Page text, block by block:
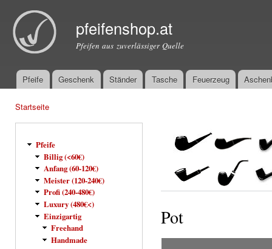
pfeifenshop.at
Pfeifen aus zuverlässiger Quelle
Hauptmenü
Pfeife Geschenk Ständer Tasche Feuerzeug
Startseite
Pfeife
Billig (<60€)
Anfang (60-120€)
Meister (120-240€)
Profi (240-480€)
Luxury (480€<)
Einzigartig
Freehand
Handmade
Pot